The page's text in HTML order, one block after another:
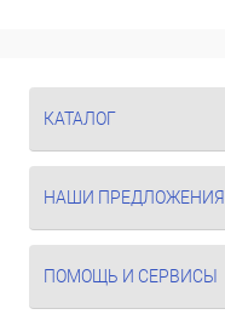
КАТАЛОГ
НАШИ ПРЕДЛОЖЕНИЯ
ПОМОЩЬ И СЕРВИСЫ